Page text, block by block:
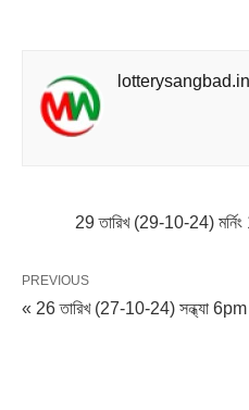
lotterysangbad.in
29 তারিখ (29-10-24) মর্নিং
PREVIOUS
« 26 তারিখ (27-10-24) সন্ধ্যা 6pm